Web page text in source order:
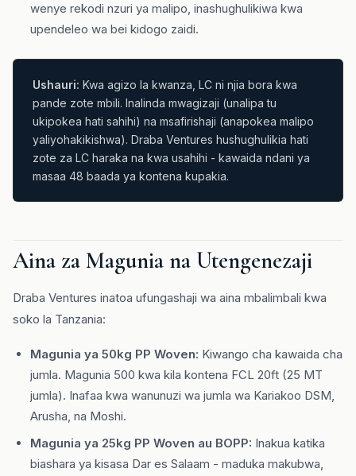
wenye rekodi nzuri ya malipo, inashughulikiwa kwa
upendeleo wa bei kidogo zaidi.
Ushauri: Kwa agizo la kwanza, LC ni njia bora kwa
pande zote mbili. Inalinda mwagizaji (unalipa tu
ukipokea hati sahihi) na msafirishaji (anapokea malipo
yaliyohakikishwa). Draba Ventures hushughulikia hati
zote za LC haraka na kwa usahihi - kawaida ndani ya
masaa 48 baada ya kontena kupakia.
Aina za Magunia na Utengenezaji
Draba Ventures inatoa ufungashaji wa aina mbalimbali kwa
soko la Tanzania:
Magunia ya 50kg PP Woven: Kiwango cha kawaida cha
jumla. Magunia 500 kwa kila kontena FCL 20ft (25 MT
jumla). Inafaa kwa wanunuzi wa jumla wa Kariakoo DSM,
Arusha, na Moshi.
Magunia ya 25kg PP Woven au BOPP: Inakua katika
biashara ya kisasa Dar es Salaam - maduka makubwa,